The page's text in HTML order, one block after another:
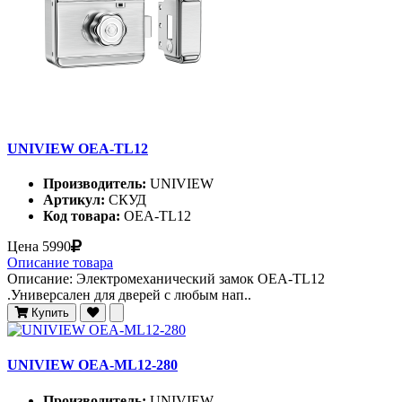
UNIVIEW OEA-TL12
Производитель: UNIVIEW
Артикул: СКУД
Код товара: OEA-TL12
Цена 5990
Описание товара
Описание: Электромеханический замок OEA-TL12
.Универсален для дверей с любым нап..
Купить
UNIVIEW OEA-ML12-280